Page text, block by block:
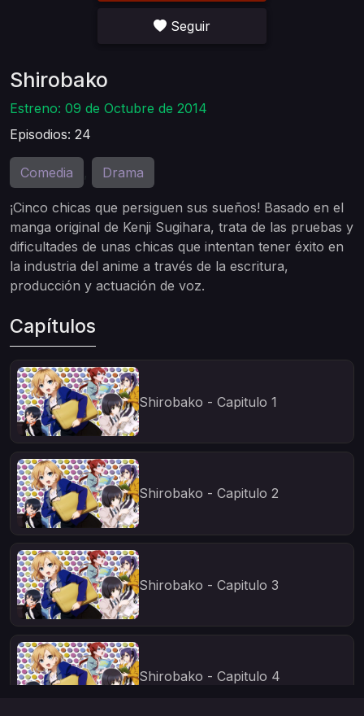
Seguir
Shirobako
Estreno: 09 de Octubre de 2014
Episodios: 24
Comedia Drama
¡Cinco chicas que persiguen sus sueños! Basado en el
manga original de Kenji Sugihara, trata de las pruebas y
dificultades de unas chicas que intentan tener éxito en
la industria del anime a través de la escritura,
producción y actuación de voz.
Capítulos
Shirobako - Capitulo 1
Shirobako - Capitulo 2
Shirobako - Capitulo 3
Shirobako - Capitulo 4